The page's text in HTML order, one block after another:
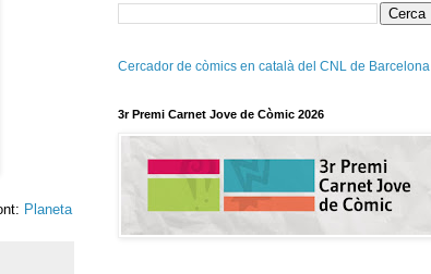
Planeta
Cercador de còmics en català del CNL de Barcelona
3r Premi Carnet Jove de Còmic 2026